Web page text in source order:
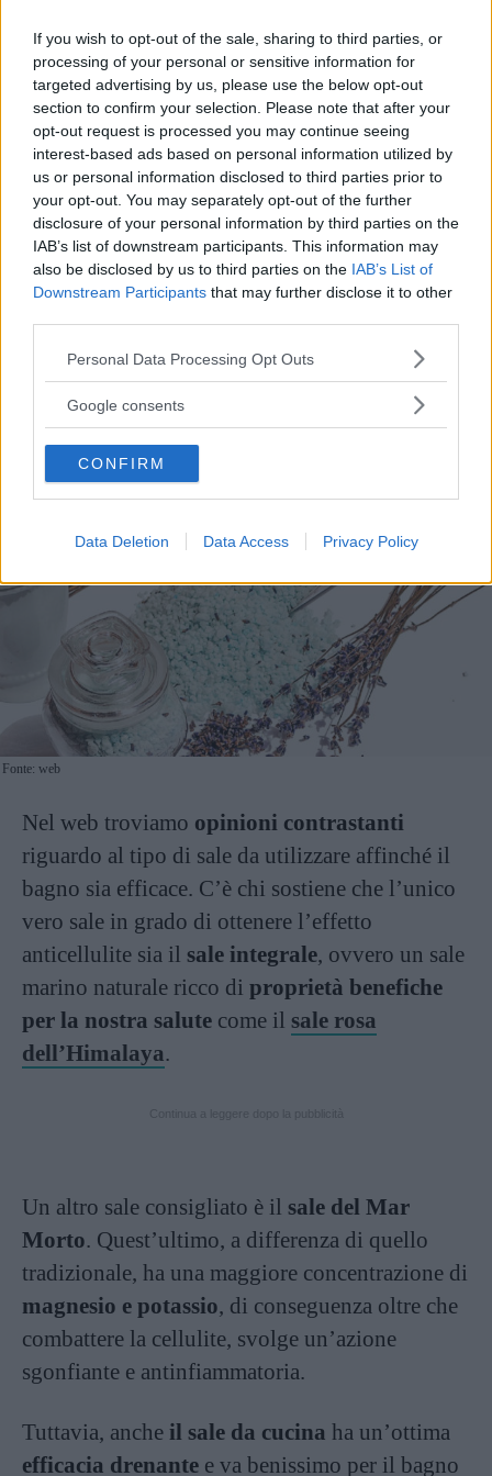
If you wish to opt-out of the sale, sharing to third parties, or
processing of your personal or sensitive information for
targeted advertising by us, please use the below opt-out
section to confirm your selection. Please note that after your
opt-out request is processed you may continue seeing
interest-based ads based on personal information utilized by
us or personal information disclosed to third parties prior to
your opt-out. You may separately opt-out of the further
disclosure of your personal information by third parties on the
IAB’s list of downstream participants. This information may
also be disclosed by us to third parties on the IAB’s List of
Downstream Participants that may further disclose it to other
Please note that this website/app uses one or more Google
not limited to your visit or usage behaviour. You may click to
use your data for below specified purposes in below Google
consent section.
Personal Data Processing Opt Outs
Google consents
CONFIRM
Data Deletion Data Access Privacy Policy
un cucchiaio di latte, evitando di aggiungerli
puri ad acqua e sale.
Il consiglio è quello di ripetere il bagno di sale
una volta alla settimana, applicando prima di
immergersi uno scrub alle gambe con un’azione
esfoliante e in grado di stimolare la
circolazione. Dopo il bagno è sempre
consigliata una crema anti-cellulite, in modo da
completare al meglio la beauty routine per le
nostre gambe.
Bagno di sale: quanto e
quale sale usare
Fonte: web
Nel web troviamo opinioni contrastanti
riguardo al tipo di sale da utilizzare affinché il
bagno sia efficace. C’è chi sostiene che l’unico
vero sale in grado di ottenere l’effetto
anticellulite sia il sale integrale, ovvero un sale
marino naturale ricco di proprietà benefiche
per la nostra salute come il sale rosa
dell’Himalaya.
Un altro sale consigliato è il sale del Mar
Morto. Quest’ultimo, a differenza di quello
tradizionale, ha una maggiore concentrazione di
magnesio e potassio, di conseguenza oltre che
combattere la cellulite, svolge un’azione
sgonfiante e antinfiammatoria.
Tuttavia, anche il sale da cucina ha un’ottima
efficacia drenante e va benissimo per il bagno